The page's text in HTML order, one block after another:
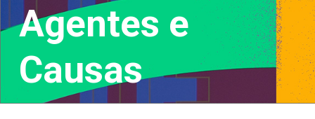
Agentes e
Causas